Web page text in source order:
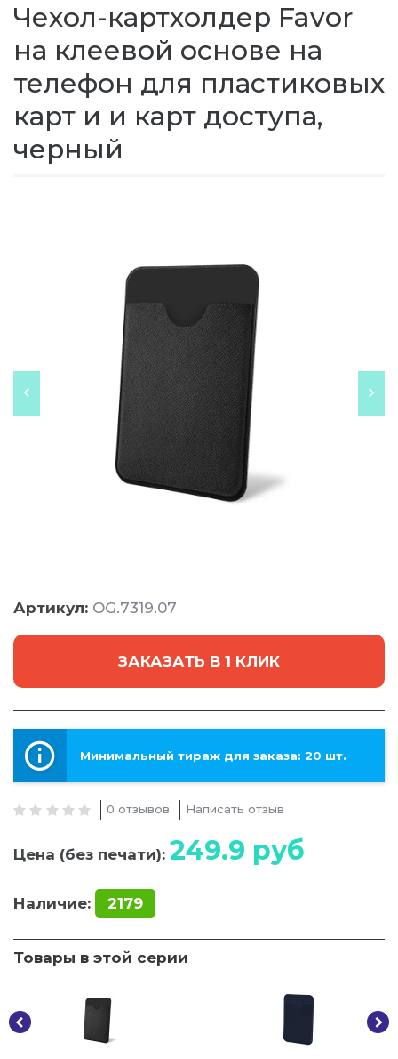
Чехол-картхолдер Favor
на клеевой основе на
телефон для пластиковых
карт и и карт доступа,
черный
Артикул: OG.7319.07
ЗАКАЗАТЬ В 1 КЛИК
Минимальный тираж для заказа: 20 шт.
0 отзывов Написать отзыв
Цена (без печати): 249.9 руб
Наличие: 2179
Товары в этой серии